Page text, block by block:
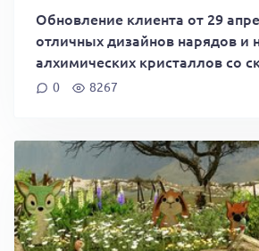
Обновление клиента от 29
отличных дизайнов нарядов и
алхимических кристаллов со
0 8267